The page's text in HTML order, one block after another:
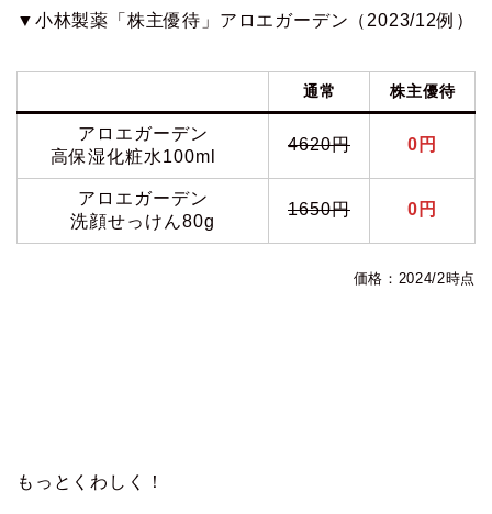
▼小林製薬「株主優待」アロエガーデン（2023/12例）
通常 株主優待
アロエガーデン
高保湿化粧水100ml
4620円 0円
アロエガーデン
洗顔せっけん80g
1650円 0円
価格：2024/2時点
もっとくわしく！